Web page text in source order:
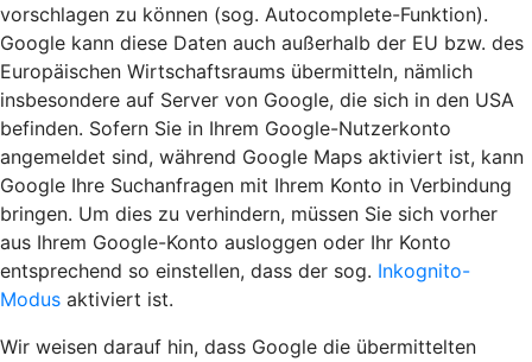
vorschlagen zu können (sog. Autocomplete-Funktion).
Google kann diese Daten auch außerhalb der EU bzw. des
Europäischen Wirtschaftsraums übermitteln, nämlich
insbesondere auf Server von Google, die sich in den USA
befinden. Sofern Sie in Ihrem Google-Nutzerkonto
angemeldet sind, während Google Maps aktiviert ist, kann
Google Ihre Suchanfragen mit Ihrem Konto in Verbindung
bringen. Um dies zu verhindern, müssen Sie sich vorher
aus Ihrem Google-Konto ausloggen oder Ihr Konto
entsprechend so einstellen, dass der sog. Inkognito-
Modus aktiviert ist.
Wir weisen darauf hin, dass Google die übermittelten